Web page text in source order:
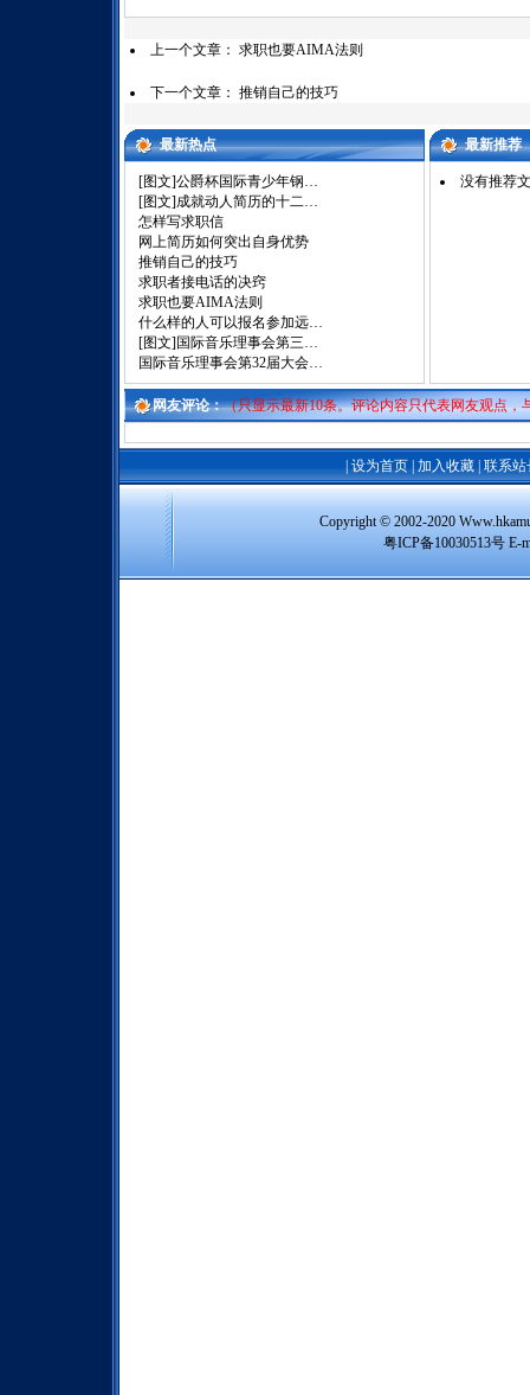
上一个文章： 求职也要AIMA法则
下一个文章： 推销自己的技巧
最新热点 最新推荐
[图文]公爵杯国际青少年钢…
[图文]成就动人简历的十二…
怎样写求职信
网上简历如何突出自身优势
推销自己的技巧
求职者接电话的决窍
求职也要AIMA法则
什么样的人可以报名参加远…
[图文] 国际音乐理事会第三…
国际音乐理事会第32届大会…
没有推荐
网友评论：（只显示最新10条。评论内容只代表网友观点，
设为首页| 加入收藏| 联系站
Copyright © 2002-2020
粤ICP备10030513号 E-